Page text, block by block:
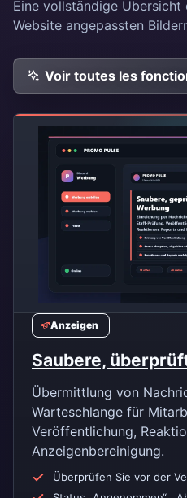
Eine vollständige Übersicht
Website angepassten
Voir toutes les
Anzeigen
Saubere,
Übermittlung von
Warteschlange für
Veröffentlichung,
Anzeigenbereinigung.
Überprüfen Sie vor der